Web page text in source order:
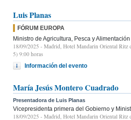
Luis Planas
FÓRUM EUROPA
Ministro de Agricultura, Pesca y Alimentación
18/09/2025 - Madrid, Hotel Mandarin Oriental Ritz
5) 9:00 horas
Información del evento
María Jesús Montero Cuadrado
Presentadora de Luis Planas
Vicepresidenta primera del Gobierno y
18/09/2025 - Madrid, Hotel Mandarin Oriental Ritz